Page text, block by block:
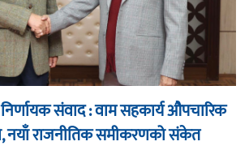
संवाद : वाम सहकार्य औपचारिक
नयाँ राजनीतिक समीकरणको संकेत